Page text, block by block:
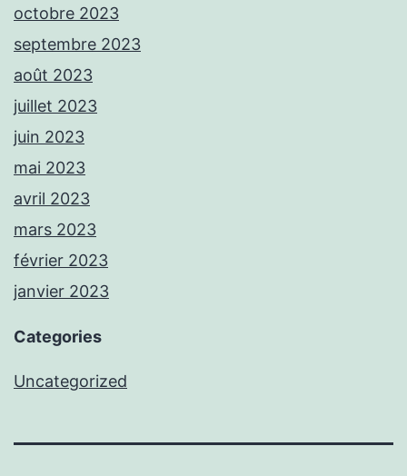
octobre 2023
septembre 2023
août 2023
juillet 2023
juin 2023
mai 2023
avril 2023
mars 2023
février 2023
janvier 2023
Categories
Uncategorized